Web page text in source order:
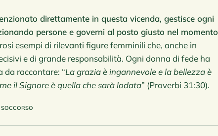
direttamente in questa vicenda, gestisce ogni
persone e governi al posto giusto nel momento
esempi di rilevanti figure femminili che, anche in
e di grande responsabilità. Ogni donna di fede ha
da raccontare: “La grazia è ingannevole e la bellezza è
il Signore è quella che sarà lodata” (Proverbi 31:30).
SOCCORSO